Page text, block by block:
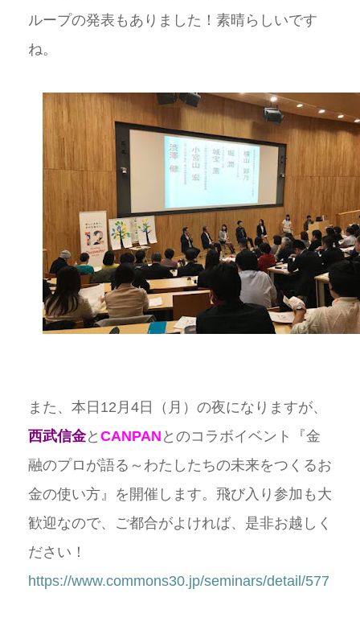
ループの発表もありました！素晴らしいです
ね。
また、本日12月4日（月）の夜になりますが、
西武信金と CANPAN とのコラボイベント『金
融のプロが語る～わたしたちの未来をつくるお
金の使い方』を開催します。飛び入り参加も大
歓迎なので、ご都合がよければ、是非お越しく
ださい！
https://www.commons30.jp/seminars/detail/577